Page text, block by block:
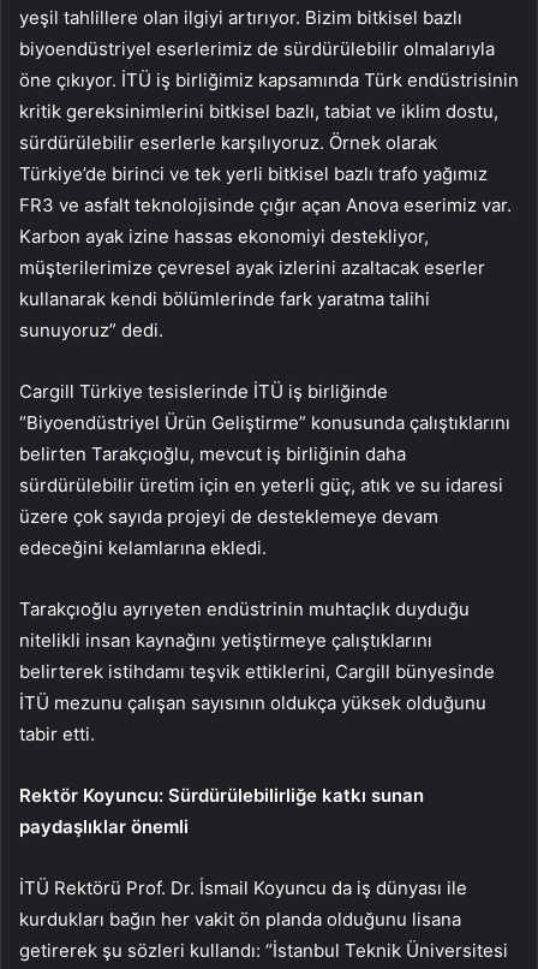
yeşil tahlillere olan ilgiyi artırıyor. Bizim bitkisel bazlı
biyoendüstriyel eserlerimiz de sürdürülebilir olmalarıyla
öne çıkıyor. İTÜ iş birliğimiz kapsamında Türk endüstrisinin
kritik gereksinimlerini bitkisel bazlı, tabiat ve iklim dostu,
sürdürülebilir eserlerle karşılıyoruz. Örnek olarak
Türkiye’de birinci ve tek yerli bitkisel bazlı trafo yağımız
FR3 ve asfalt teknolojisinde çığır açan Anova eserimiz var.
Karbon ayak izine hassas ekonomiyi destekliyor,
müşterilerimize çevresel ayak izlerini azaltacak eserler
kullanarak kendi bölümlerinde fark yaratma talihi
sunuyoruz” dedi.
Cargill Türkiye tesislerinde İTÜ iş birliğinde
“Biyoendüstriyel Ürün Geliştirme” konusunda çalıştıklarını
belirten Tarakçıoğlu, mevcut iş birliğinin daha
sürdürülebilir üretim için en yeterli güç, atık ve su idaresi
üzere çok sayıda projeyi de desteklemeye devam
edeceğini kelamlarına ekledi.
Tarakçıoğlu ayrıyeten endüstrinin muhtaçlık duyduğu
nitelikli insan kaynağını yetiştirmeye çalıştıklarını
belirterek istihdamı teşvik ettiklerini, Cargill bünyesinde
İTÜ mezunu çalışan sayısının oldukça yüksek olduğunu
tabir etti.
Rektör Koyuncu: Sürdürülebilirliğe katkı sunan
paydaşlıklar önemli
İTÜ Rektörü Prof. Dr. İsmail Koyuncu da iş dünyası ile
kurdukları bağın her vakit ön planda olduğunu lisana
getirerek şu sözleri kullandı: “İstanbul Teknik Üniversitesi